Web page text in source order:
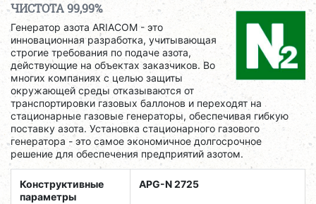
ЧИСТОТА 99,99%
Генератор азота ARIACOM - это
инновационная разработка, учитывающая
строгие требования по подаче азота,
действующие на объектах заказчиков. Во
многих компаниях с целью защиты
окружающей среды отказываются от
транспортировки газовых баллонов и переходят на
стационарные газовые генераторы, обеспечивая гибкую
поставку азота. Установка стационарного газового
генератора - это самое экономичное долгосрочное
решение для обеспечения предприятий азотом.
Конструктивные
параметры
APG-N 2725